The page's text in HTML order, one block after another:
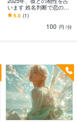
います 姓名判断で恋の未
来を診断…傾向と対策も
お伝えします
5.0 (1)
100 円 /分